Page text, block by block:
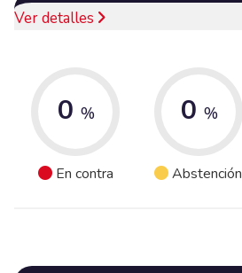
Ver detalles
0 %
En contra
0 %
Abstención